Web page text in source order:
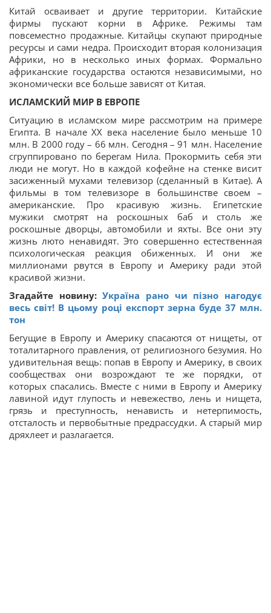
Китай осваивает и другие территории. Китайские
фирмы пускают корни в Африке. Режимы там
повсеместно продажные. Китайцы скупают природные
ресурсы и сами недра. Происходит вторая колонизация
Африки, но в несколько иных формах. Формально
африканские государства остаются независимыми, но
экономически все больше зависят от Китая.
ИСЛАМСКИЙ МИР В ЕВРОПЕ
Ситуацию в исламском мире рассмотрим на примере
Египта. В начале ХХ века население было меньше 10
млн. В 2000 году – 66 млн. Сегодня – 91 млн. Население
сгруппировано по берегам Нила. Прокормить себя эти
люди не могут. Но в каждой кофейне на стенке висит
засиженный мухами телевизор (сделанный в Китае). А
фильмы в том телевизоре в большинстве своем –
американские. Про красивую жизнь. Египетские
мужики смотрят на роскошных баб и столь же
роскошные дворцы, автомобили и яхты. Все они эту
жизнь люто ненавидят. Это совершенно естественная
психологическая реакция обиженных. И они же
миллионами рвутся в Европу и Америку ради этой
красивой жизни.
Згадайте новину:Україна рано чи пізно нагодує
весь світ! В цьому році експорт зерна буде 37 млн.
тон
Бегущие в Европу и Америку спасаются от нищеты, от
тоталитарного правления, от религиозного безумия. Но
удивительная вещь: попав в Европу и Америку, в своих
сообществах они возрождают те же порядки, от
которых спасались. Вместе с ними в Европу и Америку
лавиной идут глупость и невежество, лень и нищета,
грязь и преступность, ненависть и нетерпимость,
отсталость и первобытные предрассудки. А старый мир
дряхлеет и разлагается.